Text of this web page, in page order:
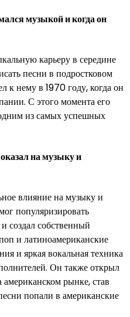
музыкой и когда он
карьеру в середине
песни в подростковом
к нему в 1970 году, когда он
С этого момента его
из самых успешных
на музыку и
влияние на музыку и
популяризировать
создал собственный
и латиноамериканские
и яркая вокальная техника
Он также открыл
рынке, став
попали в американские